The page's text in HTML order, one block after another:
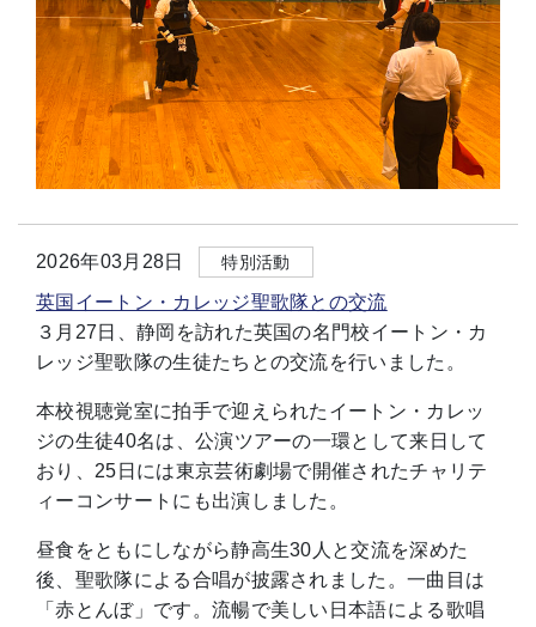
2026年03月28日 特別活動
英国イートン・カレッジ聖歌隊との交流
３月27日、静岡を訪れた英国の名門校イートン・カ
レッジ聖歌隊の生徒たちとの交流を行いました。
本校視聴覚室に拍手で迎えられたイートン・カレッ
ジの生徒40名は、公演ツアーの一環として来日して
おり、25日には東京芸術劇場で開催されたチャリテ
ィーコンサートにも出演しました。
昼食をともにしながら静高生30人と交流を深めた
後、聖歌隊による合唱が披露されました。一曲目は
「赤とんぼ」です。流暢で美しい日本語による歌唱